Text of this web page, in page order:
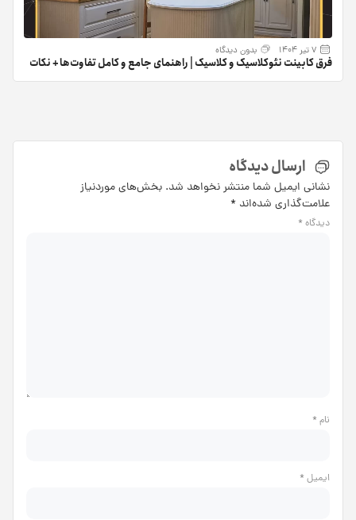
7 تیر 1404 بدون دیدگاه
فرق کابینت نئوکلاسیک و کلاسیک | راهنمای جامع و کامل تفاوت‌ها + نکات
کلیدی
ارسال دیدگاه
نشانی ایمیل شما منتشر نخواهد شد. بخش‌های موردنیاز
علامت‌گذاری شده‌اند *
دیدگاه *
نام *
ایمیل *